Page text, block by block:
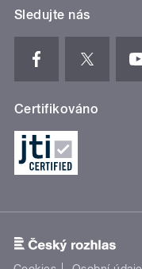
Sledujte nás
Certifikováno